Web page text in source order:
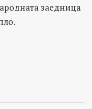
заедница